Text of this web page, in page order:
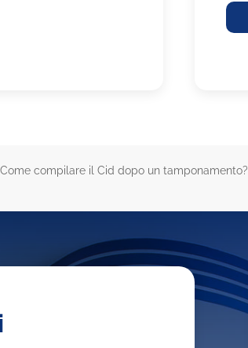
Come compilare il Cid dopo un tamponamento?